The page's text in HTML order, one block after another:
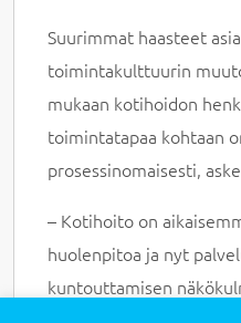
Suurimmat haasteet
toimintakulttuurin
mukaan kotihoidon
toimintatapaa kohtaan
prosessinomaisesti,
– Kotihoito on
huolenpitoa ja nyt
kuntouttamisen